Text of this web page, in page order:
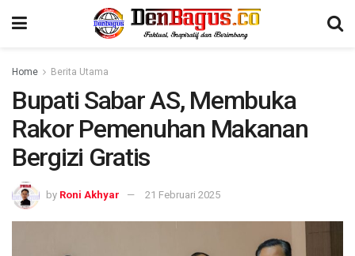
Home Berita Utama
Bupati Sabar AS, Membuka
Rakor Pemenuhan Makanan
Bergizi Gratis
by Roni Akhyar 21 Februari 2025